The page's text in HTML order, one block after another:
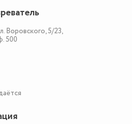
Воровского, 5/23,
500